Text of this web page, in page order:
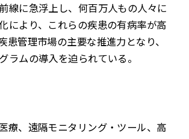
線に急浮上し、何百万人もの人々に
により、これらの疾患の有病率が高
管理市場の主要な推進力となり、
ムの導入を迫られている。
療、遠隔モニタリング・ツール、高